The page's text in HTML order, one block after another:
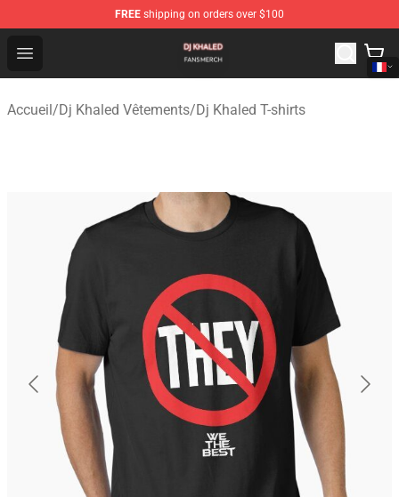
FREE shipping on orders over $100
Open menu
Dj Khaled Shop - Official Dj Khaled Merchandise Store
Accueil/Dj Khaled Vêtements/Dj Khaled T-shirts